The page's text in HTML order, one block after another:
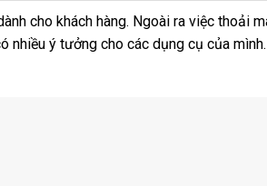
cho khách hàng. Ngoài ra việc thoải
nhiều ý tưởng cho các dụng cụ của